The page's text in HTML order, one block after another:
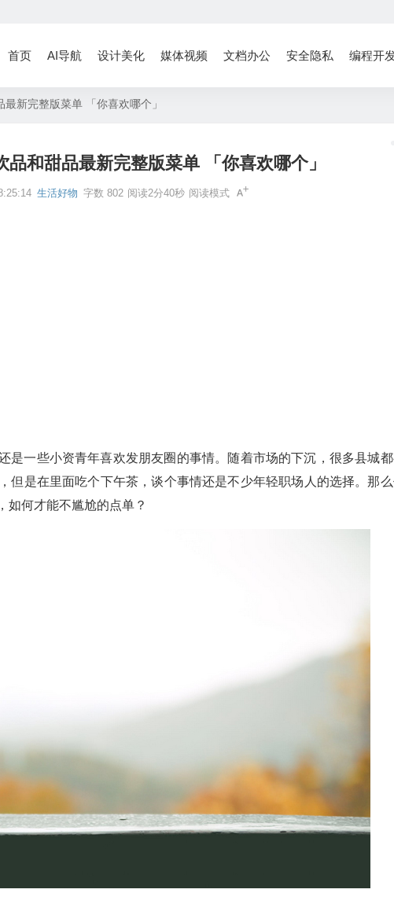
首页 AI导航 设计美化 媒体视频 文档办公 安全隐私 编程开
新完整版菜单 「你喜欢哪个」
和甜品最新完整版菜单 「你喜欢哪个」
生活好物 字数 802 阅读2分40秒 阅读模式
是一些小资青年喜欢发朋友圈的事情。随着市场的下沉，很多县城
但是在里面吃个下午茶，谈个事情还是不少年轻职场人的选择。那
如何才能不尴尬的点单？